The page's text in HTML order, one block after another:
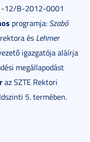
12/B-2012-0001
programja: Szabó
és Lehrner
igazgatója aláírja
megállapodást
az SZTE Rektori
5. termében.